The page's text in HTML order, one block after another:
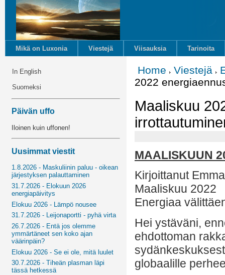
Mikä on Luxonia Viestejä Viisauksia Tarinoita
In English
Suomeksi
Päivän uffo
Iloinen kuin uffonen!
Uusimmat viestit
1.8.2026 - Maskuliinin paluu - oikean
järjestyksen palauttaminen
31.7.2026 - Elokuun 2026
energiapäivitys
Elokuu 2026 - Lämpö nousee
31.7.2026 - Leijonaportti - pyhä virta
26.7.2026 - Entä jos olemme
ymmärtäneet sen koko ajan
väärinpäin?
Elokuu 2026 - Se ei ole, mitä luulet
30.7.2026 - Tiheän plasman läpi
tässä hetkessä
Home Viestejä
2022
Maaliskuu
MAALISKUUN
Kirjoittanut
Maaliskuu 2022
Energiaa
Hei ystäväni,
ehdottoman
globaalille